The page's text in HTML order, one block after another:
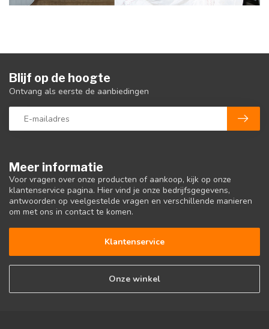
Meer informatie
Voor vragen over onze producten of aankoop, kijk op onze
klantenservice pagina. Hier vind je onze bedrijfsgegevens,
antwoorden op veelgestelde vragen en verschillende manieren
om met ons in contact te komen.
Klantenservice
Onze winkel
Blijf op de hoogte
Ontvang als eerste de aanbiedingen